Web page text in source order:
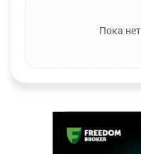
Пока